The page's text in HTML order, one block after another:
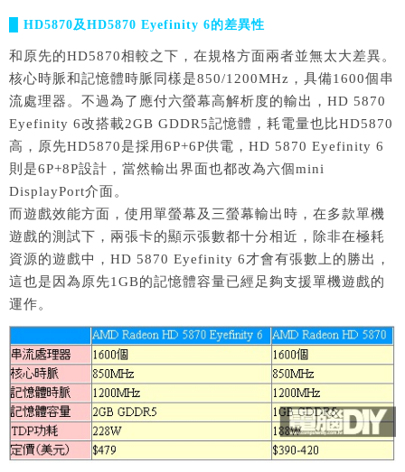
█ HD5870及HD5870 Eyefinity 6的差異性
和原先的HD5870相較之下，在規格方面兩者並無太大差異。
核心時脈和記憶體時脈同樣是850/1200MHz，具備1600個串
流處理器。不過為了應付六螢幕高解析度的輸出，HD 5870
Eyefinity 6改搭載2GB GDDR5記憶體，耗電量也比HD5870
高，原先HD5870是採用6P+6P供電，HD 5870 Eyefinity 6
則是6P+8P設計，當然輸出界面也都改為六個mini
DisplayPort介面。
而遊戲效能方面，使用單螢幕及三螢幕輸出時，在多款單機
遊戲的測試下，兩張卡的顯示張數都十分相近，除非在極耗
資源的遊戲中，HD 5870 Eyefinity 6才會有張數上的勝出，
這也是因為原先1GB的記憶體容量已經足夠支援單機遊戲的
運作。